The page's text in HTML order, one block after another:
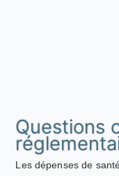
Questions
Les dépenses de